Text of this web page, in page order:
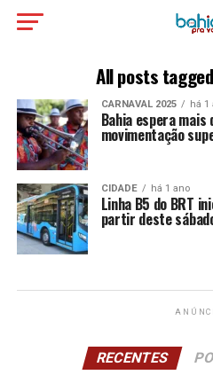
All posts
CARNAVAL 2025 há 1
Bahia espera
movimentação
CIDADE há 1 ano
Linha B5 do BRT
partir deste
RECENTES